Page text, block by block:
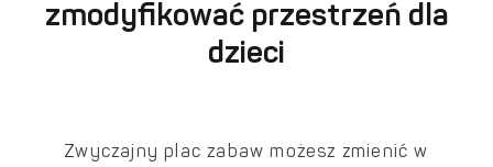
zmodyfikować przestrzeń dla
dzieci
Zwyczajny plac zabaw możesz zmienić w